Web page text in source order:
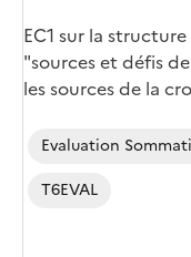
EC1 sur la
"sources et défis
les sources de la
Evaluation
T6EVAL